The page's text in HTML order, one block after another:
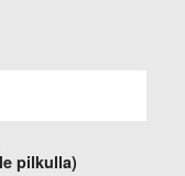
pilkulla)